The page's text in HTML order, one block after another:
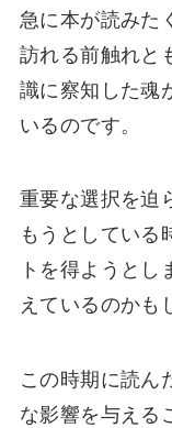
急に本が読みた
訪れる前触れと
識に察知した魂
いるのです。
重要な選択を迫
もうとしている
トを得ようと
えているのかも
この時期に読ん
な影響を与える